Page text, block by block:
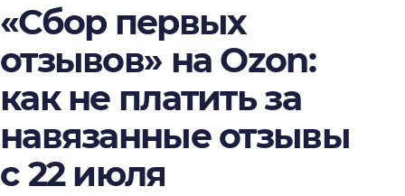
«Сбор первых
отзывов» на Ozon:
как не платить за
навязанные отзывы
с 22 июля